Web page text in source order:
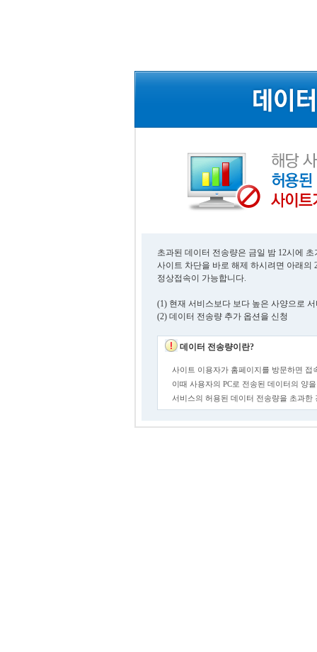
초과된 데이터 전송량은 금일 밤 12시에
사이트 차단을 바로 해제 하시려면 아래의
정상접속이 가능합니다.
(1) 현재 서비스보다 보다 높은 사양으로
(2) 데이터 전송량 추가 옵션을 신청
데이터 전송량이란?
사이트 이용자가 홈페이지를 방문하면 접
이때 사용자의 PC로 전송된 데이터의 양
서비스의 허용된 데이터 전송량을 초과